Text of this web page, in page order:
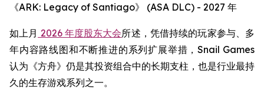
《ARK: Legacy of Santiago》 (ASA DLC) - 2027 年
如上月 2026 年度股东大会所述，凭借持续的玩家参与、多
年内容路线图和不断推进的系列扩展举措，Snail Games
认为《方舟》仍是其投资组合中的长期支柱，也是行业最持
久的生存游戏系列之一。